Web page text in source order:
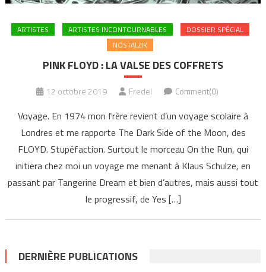
ARTISTES ARTISTES INCONTOURNABLES
DOSSIER SPÉCIAL
NOSTALZIK
PINK FLOYD : LA VALSE DES COFFRETS
12 octobre 2019 Fredel Comment(0)
Voyage. En 1974 mon frère revient d’un voyage scolaire à
Londres et me rapporte The Dark Side of the Moon, des
FLOYD. Stupéfaction. Surtout le morceau On the Run, qui
initiera chez moi un voyage me menant à Klaus Schulze, en
passant par Tangerine Dream et bien d’autres, mais aussi tout
le progressif, de Yes […]
DERNIÈRE PUBLICATIONS